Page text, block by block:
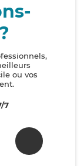
ou vos
7